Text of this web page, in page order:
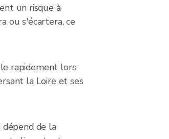
un risque à
ou s'écartera, ce
rapidement lors
la Loire et ses
dépend de la